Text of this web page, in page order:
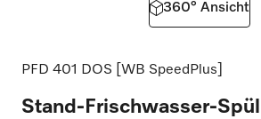
360° Ansicht
PFD 401 DOS [WB SpeedPlus]
Stand-Frischwasser-